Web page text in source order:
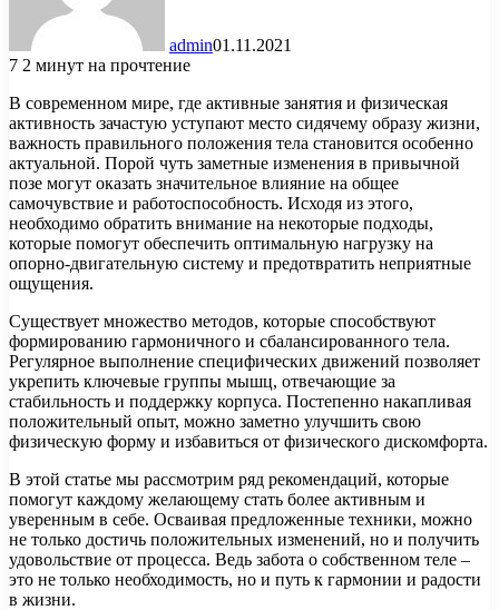
admin01.11.2021
7 2 минут на прочтение
В современном мире, где активные занятия и физическая
активность зачастую уступают место сидячему образу жизни,
важность правильного положения тела становится особенно
актуальной. Порой чуть заметные изменения в привычной
позе могут оказать значительное влияние на общее
самочувствие и работоспособность. Исходя из этого,
необходимо обратить внимание на некоторые подходы,
которые помогут обеспечить оптимальную нагрузку на
опорно-двигательную систему и предотвратить неприятные
ощущения.
Существует множество методов, которые способствуют
формированию гармоничного и сбалансированного тела.
Регулярное выполнение специфических движений позволяет
укрепить ключевые группы мышц, отвечающие за
стабильность и поддержку корпуса. Постепенно накапливая
положительный опыт, можно заметно улучшить свою
физическую форму и избавиться от физического дискомфорта.
В этой статье мы рассмотрим ряд рекомендаций, которые
помогут каждому желающему стать более активным и
уверенным в себе. Осваивая предложенные техники, можно
не только достичь положительных изменений, но и получить
удовольствие от процесса. Ведь забота о собственном теле –
это не только необходимость, но и путь к гармонии и радости
в жизни.